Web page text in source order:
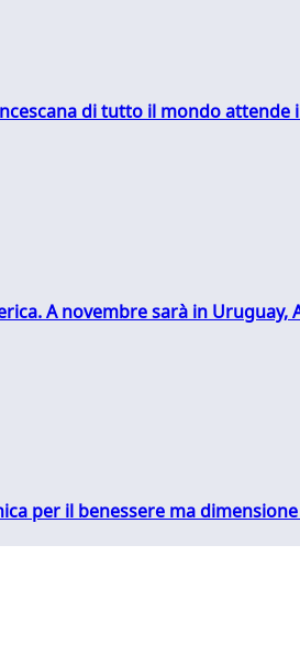
di tutto il mondo attende
A novembre sarà in Uruguay,
per il benessere ma